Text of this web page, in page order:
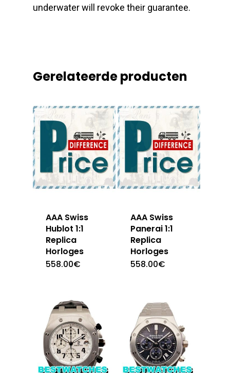
underwater will revoke their guarantee.
Gerelateerde producten
AAA Swiss
Hublot 1:1
Replica
Horloges
558.00€
AAA Swiss
Panerai 1:1
Replica
Horloges
558.00€